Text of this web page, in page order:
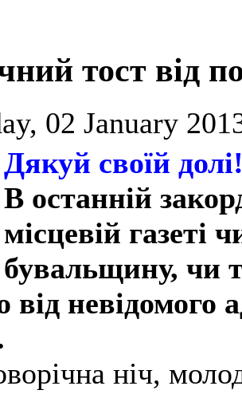
тост від
02 January
Дякуй своїй
В останній
місцевій газеті
бувальщину, чи
від невідомого
ніч,